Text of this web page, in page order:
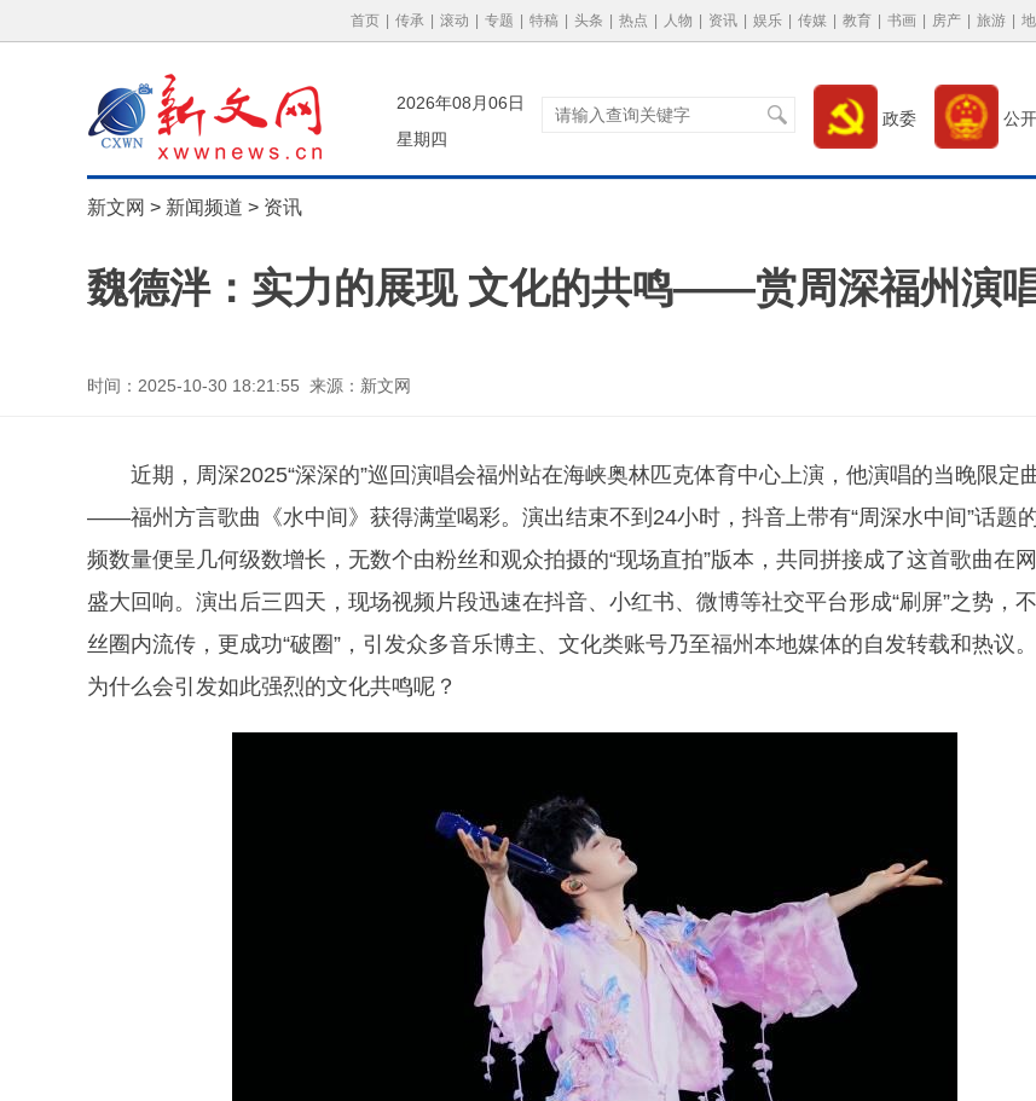
首页 传承 滚动 专题 特稿 头条 热点 人物 资讯 娱乐 传媒 教育 书画 房产 旅游
2026年08月06日
星期四
政委 公开
新文网 > 新闻频道 > 资讯
魏德泮：实力的展现 文化的共鸣——赏周深福州演
时间：2025-10-30 18:21:55 来源：新文网
近期，周深2025“深深的”巡回演唱会福州站在海峡奥林匹克体育中心上演，他演唱的当晚限定
——福州方言歌曲《水中间》获得满堂喝彩。演出结束不到24小时，抖音上带有“周深水中间”话题
频数量便呈几何级数增长，无数个由粉丝和观众拍摄的“现场直拍”版本，共同拼接成了这首歌曲在
盛大回响。演出后三四天，现场视频片段迅速在抖音、小红书、微博等社交平台形成“刷屏”之势，
丝圈内流传，更成功“破圈”，引发众多音乐博主、文化类账号乃至福州本地媒体的自发转载和热议
为什么会引发如此强烈的文化共鸣呢？